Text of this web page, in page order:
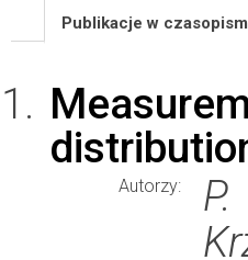
Publikacje w
Autorzy: